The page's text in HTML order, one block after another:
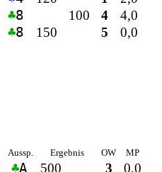
♣8 100 4
4,0
♣8 150 5 0,0
Aussp. Ergebnis OW MP
♣A 500 3
0,0